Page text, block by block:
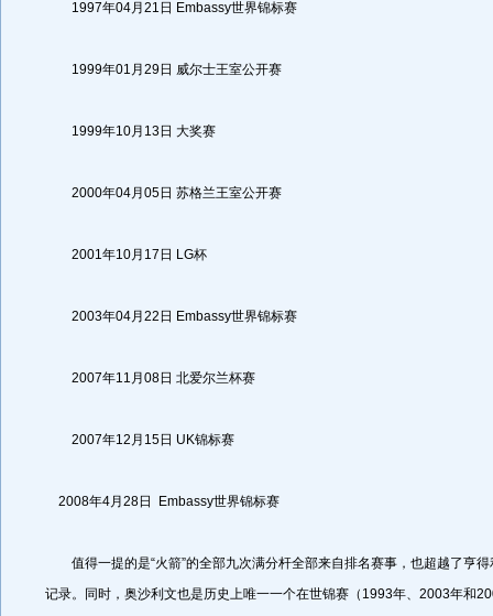
1997年04月21日 Embassy世界锦标赛
1999年01月29日 威尔士王室公开赛
1999年10月13日 大奖赛
2000年04月05日 苏格兰王室公开赛
2001年10月17日 LG杯
2003年04月22日 Embassy世界锦标赛
2007年11月08日 北爱尔兰杯赛
2007年12月15日 UK锦标赛
2008年4月28日 Embassy世界锦标赛
值得一提的是“火箭”的全部九次满分杆全部来自排名赛事，也超越了亨得
记录。同时，奥沙利文也是历史上唯一一个在世锦赛（1993年、2003年和